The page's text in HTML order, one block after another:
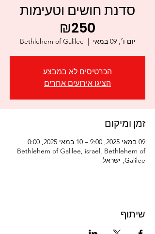
סדנת חושים וטעימות
250‏₪
יום ו׳, 09 במאי
  |
Bethlehem of Galilee
הכרטיסים לא במבצע
הציגו אירועים אחרים
זמן ומיקום
09 במאי 2025, 9:00 – 10 במאי 2025, 0:00
Bethlehem of Galilee, israel, Bethlehem of
Galilee, ישראל
שיתוף